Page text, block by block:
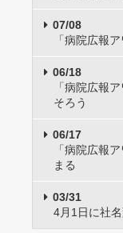
07/08
「病院広報
06/18
「病院広報
そろう
06/17
「病院広報
まる
03/31
4月1日に社